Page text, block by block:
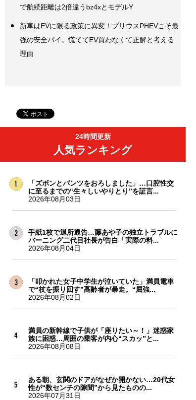
で航続距離は2倍違うbz4xとモデルY
新車はEVに限る政策に異変！プリウスPHEVこそ最
強の安全パイ。慌ててEV買わなくて正解と考える
理由
24時間更新
人気ランキング
「ズボンとパンツをおろしました」…口腔性交
に至るまでの“生々しいやりとり”を証言...
2026年08月03日
手紙1枚で退所通告…藤あや子の独立トラブルに
バーニング二代目社長が告白「実際の料...
2026年08月04日
「叩かれた女子中学生が泣いていた」満員電車
で“杖を振り回す”高齢者が暴走。“屈強...
2026年08月02日
満員の新幹線で子供が「座りたい～！」迷惑家
族に困惑…周囲の乗客が内心“スカッ”と...
2026年08月08日
ある朝、玄関のドアがなぜか開かない…20代女
性が“数センチの隙間”から見たものの...
2026年07月31日